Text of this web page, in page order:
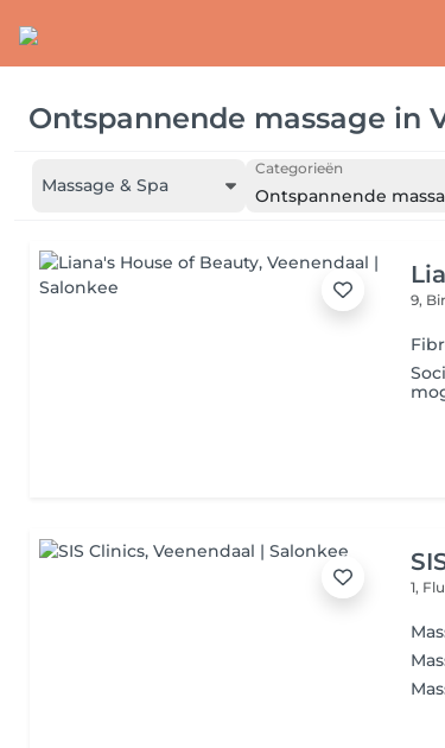
Ontspannende massage in
Massage & Spa
Categorieën
Ontspannende
9,
1,